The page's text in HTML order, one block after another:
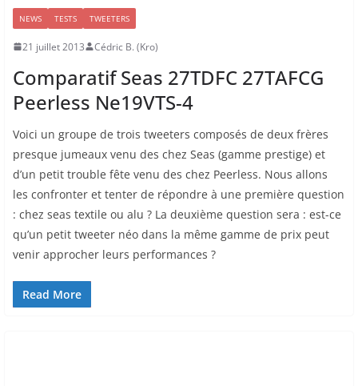
NEWS TESTS TWEETERS
21 juillet 2013 Cédric B. (Kro)
Comparatif Seas 27TDFC 27TAFCG
Peerless Ne19VTS-4
Voici un groupe de trois tweeters composés de deux frères
presque jumeaux venu des chez Seas (gamme prestige) et
d’un petit trouble fête venu des chez Peerless. Nous allons
les confronter et tenter de répondre à une première question
: chez seas textile ou alu ? La deuxième question sera : est-ce
qu’un petit tweeter néo dans la même gamme de prix peut
venir approcher leurs performances ?
Read More